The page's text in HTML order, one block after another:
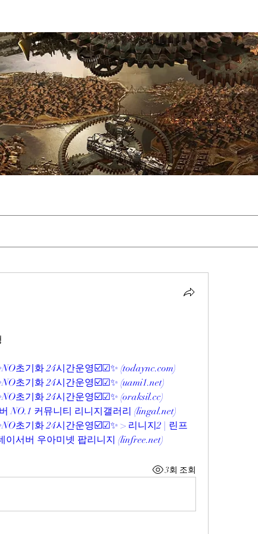
초기화 24시간운영☑️☑✨ (todaync.com)
초기화 24시간운영☑️☑✨ (uami1.net)
초기화 24시간운영☑️☑✨ (oraksil.cc)
NO.1 커뮤니티 리니지갤러리 (lingal.net)
초기화 24시간운영☑️☑✨ > 리니지2 | 린프
이서버 우아미넷 팝리니지 (linfree.net)
3회 조회